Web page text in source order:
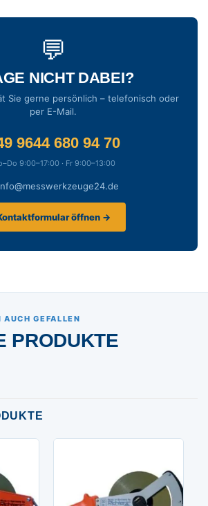
💬
NICHT DABEI?
Sie gerne persönlich – telefonisch oder
per E-Mail.
9644 680 94 70
9:00–17:00 · Fr 9:00–13:00
öffnen →
GEFALLEN
PRODUKTE